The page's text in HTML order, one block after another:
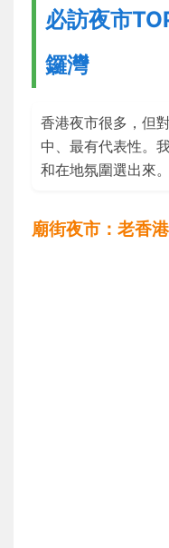
必訪夜市
鑼灣
香港夜市很多，但
中、最有代表性。
和在地氛圍選出來。
廟街夜市：老香